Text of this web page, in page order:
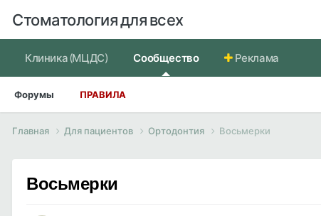
Стоматология для всех
Клиника (МЦДС) Сообщество
Форумы ПРАВИЛА
Реклама
Главная Для пациентов Ортодонтия Восьмерки
Восьмерки